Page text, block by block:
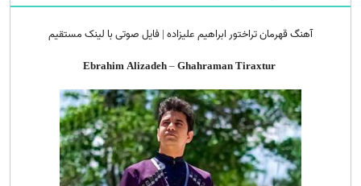
آهنگ قهرمان تراختور ابراهیم علیزاده | فایل صوتی با لینک مستقیم
Ebrahim Alizadeh–GhahramanTiraxtur